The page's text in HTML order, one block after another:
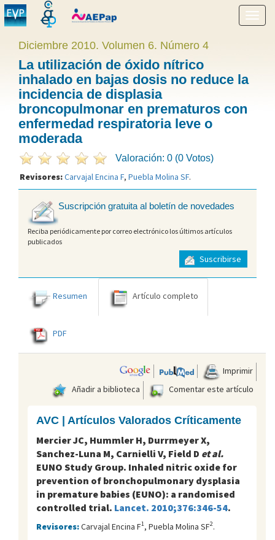
menú
Diciembre 2010. Volumen 6. Número 4
La utilización de óxido nítrico
inhalado en bajas dosis no reduce la
incidencia de displasia
broncopulmonar en prematuros con
enfermedad respiratoria leve o
moderada
Valoración: 0 (0 Votos)
Revisores:Carvajal Encina F, Puebla Molina SF.
Suscripción gratuita al boletín de novedades
Reciba periódicamente por correo electrónico los últimos artículos
publicados
Suscribirse
Resumen Artículo completo
PDF
Imprimir
Añadir a biblioteca
Comentar este artículo
AVC | Artículos Valorados Críticamente
Mercier JC, Hummler H, Durrmeyer X,
Sanchez-Luna M, Carnielli V, Field D et al.
EUNO Study Group. Inhaled nitric oxide for
prevention of bronchopulmonary dysplasia
in premature babies (EUNO): a randomised
controlled trial. Lancet. 2010;376:346-54.
Revisores:Carvajal Encina F1, Puebla Molina SF2.